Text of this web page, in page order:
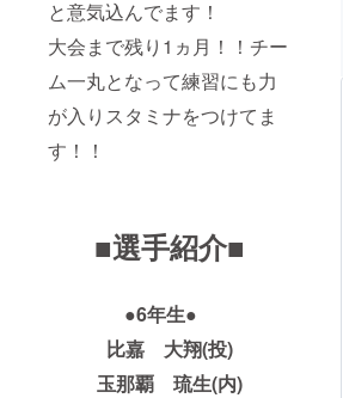
と意気込んでます！
大会まで残り1ヵ月！！チー
ム一丸となって練習にも力
が入りスタミナをつけてま
す！！
■選手紹介■
●6年生●
比嘉 大翔(投)
玉那覇 琉生(内)